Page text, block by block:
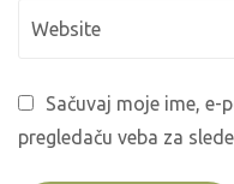
Sačuvaj moje ime, e-
pregledaču veba za